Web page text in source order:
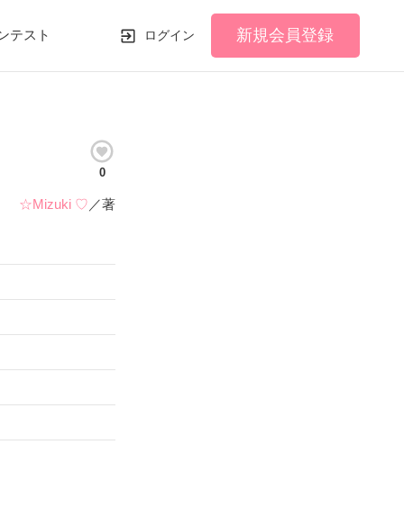
テスト ログイン 新規会員登録
0
☆Mizuki ♡ ／著